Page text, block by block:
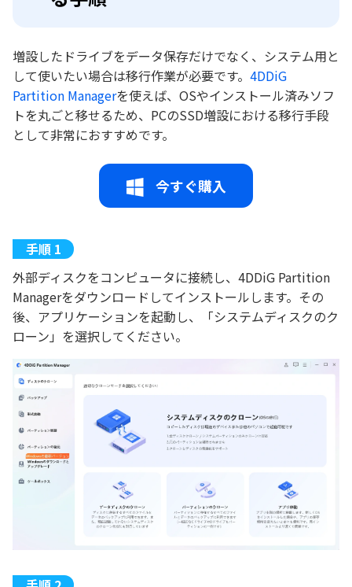
増設したドライブをデータ保存だけでなく、システム用と
して使いたい場合は移行作業が必要です。 4DDiG
Partition Managerを使えば、OSやインストール済みソフ
トを丸ごと移せるため、PCのSSD増設における移行手段
として非常におすすめです。
今すぐ購入
外部ディスクをコンピュータに接続し、4DDiG Partition
Managerをダウンロードしてインストールします。その
後、アプリケーションを起動し、「システムディスクのク
ローン」を選択してください。